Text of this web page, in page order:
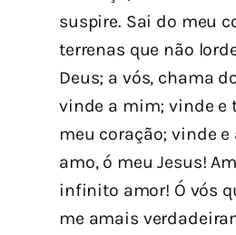
suspire. Sai do meu
terrenas que não
Deus; a vós, chama
vinde a mim; vinde e
meu coração; vinde
amo, ó meu Jesus!
infinito amor! Ó vós
me amais